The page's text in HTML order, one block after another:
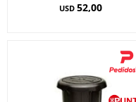
USD 52,00